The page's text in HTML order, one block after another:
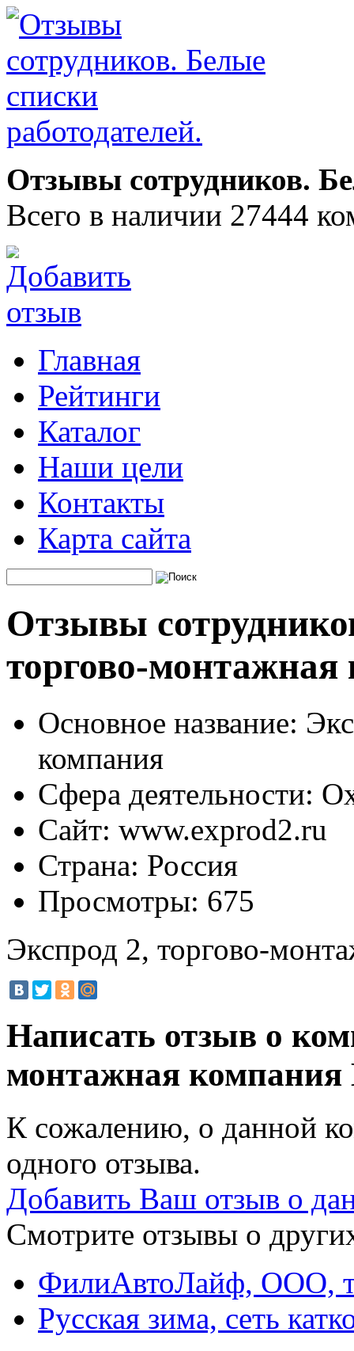
Отзывы сотрудников.
Всего в наличии 27444
Главная
Рейтинги
Каталог
Наши цели
Контакты
Карта сайта
Отзывы
торгово-
Основное название:
компания
Сфера деятельности:
Сайт: www.exprod2.ru
Страна: Россия
Просмотры: 675
Экспрод 2, торгово-
Написать отзыв о
монтажная компания
К сожалению, о данной
одного отзыва.
Добавить Ваш отзыв о
Смотрите отзывы о
ФилиАвтоЛайф, ООО,
Русская зима, сеть